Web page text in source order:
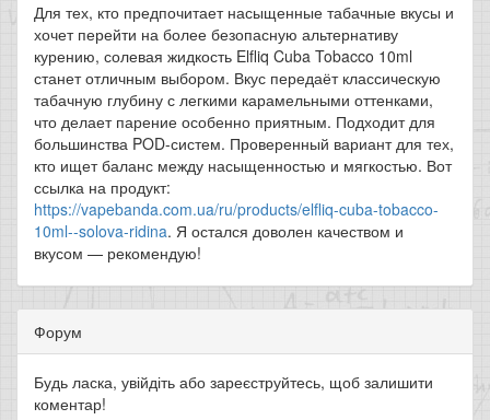
Для тех, кто предпочитает насыщенные табачные вкусы и
хочет перейти на более безопасную альтернативу
курению, солевая жидкость Elfliq Cuba Tobacco 10ml
станет отличным выбором. Вкус передаёт классическую
табачную глубину с легкими карамельными оттенками,
что делает парение особенно приятным. Подходит для
большинства POD-систем. Проверенный вариант для тех,
кто ищет баланс между насыщенностью и мягкостью. Вот
ссылка на продукт:
https://vapebanda.com.ua/ru/products/elfliq-cuba-tobacco-
10ml--solova-ridina. Я остался доволен качеством и
вкусом — рекомендую!
Форум
Будь ласка, увійдіть або зареєструйтесь, щоб залишити
коментар!